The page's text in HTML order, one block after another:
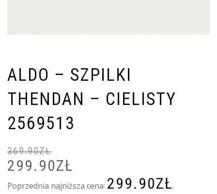
ALDO – SZPILKI
THENDAN – CIELISTY
2569513
369.90ZŁ
PIERWOTNA
CENA
369.90ZŁ.
299.90ZŁ
Poprzednia najniższa cena: 299.90ZŁ.